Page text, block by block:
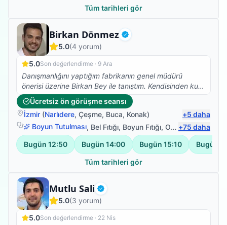
Tüm tarihleri gör
Birkan Dönmez Doğrulanmış
Fizyoterapist
5.0(4 yorum)
5.0Son değerlendirme · 9 Ara
Danışmanlığını yaptığım fabrikanın genel müdürü
önerisi üzerine Birkan Bey ile tanıştım. Kendisinden kuru
iğne tedavisi aldım ve ilk seansta bile ağrılarımı hafifletti
işinde tecrübeli ve gönül rahatlığı ile herkese tavsiye
edebilirim.
Ücretsiz ön görüşme seansı
İzmir (Narlıdere, Çeşme, Buca, Konak) +5 daha
Boyun Tutulması, Bel Fıtığı, Boyun Fıtığı, Omuz Bağ Yaralanması +75 daha
Bugün 12:50 Bugün 14:00 Bugün 15:10 Bugün
Tüm tarihleri gör
Mutlu Sali Doğrulanmış
Fizyoterapist
5.0(3 yorum)
5.0Son değerlendirme · 22 Nis